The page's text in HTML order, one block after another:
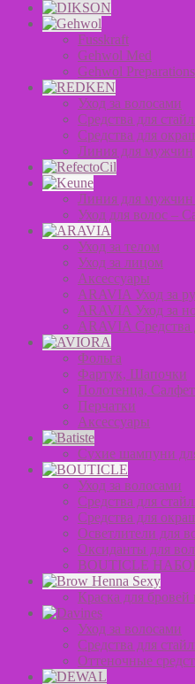
Fusskraft
Gehwol Med
Gehwol Preparations
Уход за волосами
Средства для
Средства для
Линия для мужчин
Линия для мужчин
Уход для волос –
Уход за телом
Уход за лицом
Аксессуары
ARAVIA Уход за
ARAVIA Уход за
ARAVIA Средства
Фольга
Фартук, Шапочки
Полотенца,
Перчатки
Аксессуары
Сухие шампуни
Уход за волосами
Средства для
Средства для
Осветлители для
Оксиданты для
BOUTICLE
Краска для бровей
Уход за волосами
Средства для
Оттеночные